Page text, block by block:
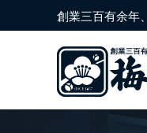
創業三百有余年